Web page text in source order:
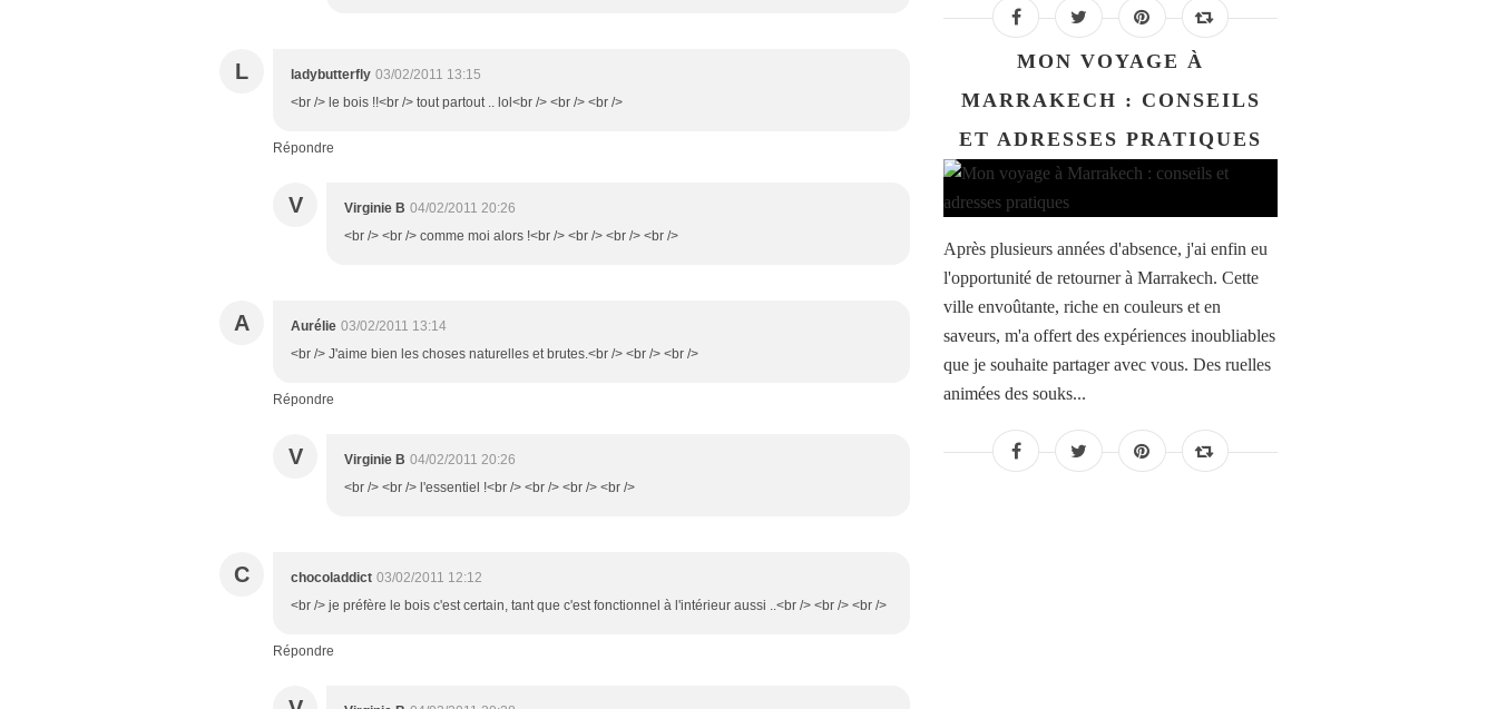
L ladybutterfly 03/02/2011 13:15
<br /> le bois !!<br /> tout partout .. lol<br /> <br /> <br />
Répondre
V Virginie B 04/02/2011 20:26
<br /> <br /> comme moi alors !<br /> <br /> <br /> <br />
A Aurélie 03/02/2011 13:14
<br /> J'aime bien les choses naturelles et brutes.<br /> <br /> <br />
Répondre
V Virginie B 04/02/2011 20:26
<br /> <br /> l'essentiel !<br /> <br /> <br /> <br />
C chocoladdict 03/02/2011 12:12
<br /> je préfère le bois c'est certain, tant que c'est fonctionnel à l'intérieur aussi ..<br /> <br /> <br />
Répondre
MON VOYAGE À
MARRAKECH : CONSEILS
ET ADRESSES PRATIQUES
Après plusieurs années d'absence, j'ai enfin eu
l'opportunité de retourner à Marrakech. Cette
ville envoûtante, riche en couleurs et en
saveurs, m'a offert des expériences inoubliables
que je souhaite partager avec vous. Des ruelles
animées des souks...